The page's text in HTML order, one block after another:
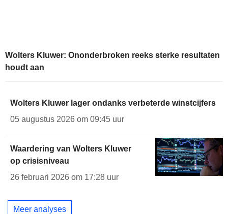
Wolters Kluwer: Ononderbroken reeks sterke resultaten
houdt aan
Wolters Kluwer lager ondanks verbeterde winstcijfers
05 augustus 2026 om 09:45 uur
Waardering van Wolters Kluwer
op crisisniveau
26 februari 2026 om 17:28 uur
Meer analyses